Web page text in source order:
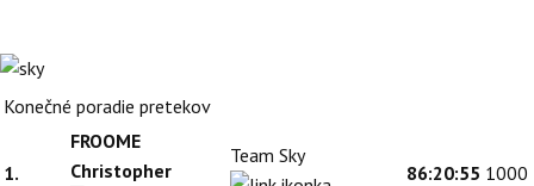
Konečné poradie pretekov
1.
FROOME
Christopher
Team Sky
86:20:55 1000